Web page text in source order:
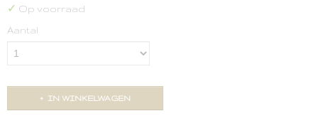
✓ Op voorraad
Aantal
IN WINKELWAGEN